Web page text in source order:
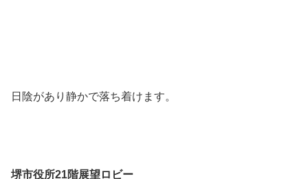
日陰があり静かで落ち着けます。
堺市役所21階展望ロビー